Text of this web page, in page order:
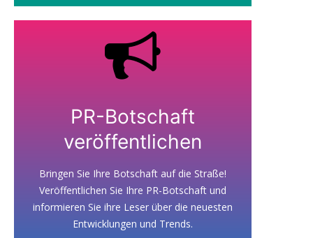
PR-Botschaft
veröffentlichen
Bringen Sie Ihre Botschaft auf die Straße!
Veröffentlichen Sie Ihre PR-Botschaft und
informieren Sie ihre Leser über die neuesten
Entwicklungen und Trends.